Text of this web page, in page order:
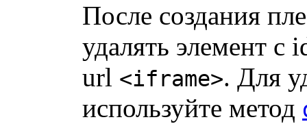
После создания
удалять элемент с
url <iframe>. Для
используйте метод